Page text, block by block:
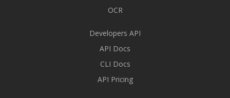
OCR
Developers API
API Docs
CLI Docs
API Pricing